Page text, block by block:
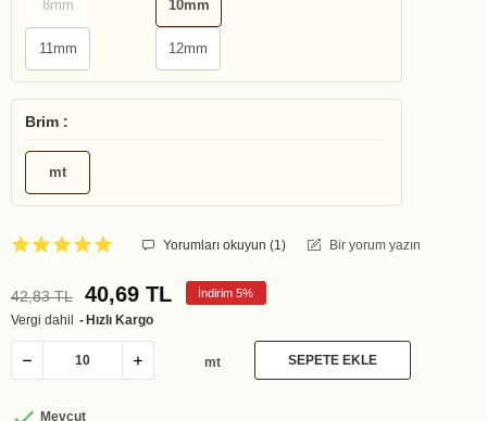
8mm 10mm
11mm 12mm
Brim :
mt
Yorumları okuyun (1 ) Bir yorum yazın
42,83 TL 40,69 TL İndirim 5%
Vergi dahil Hızlı Kargo
mt SEPETE EKLE
Mevcut